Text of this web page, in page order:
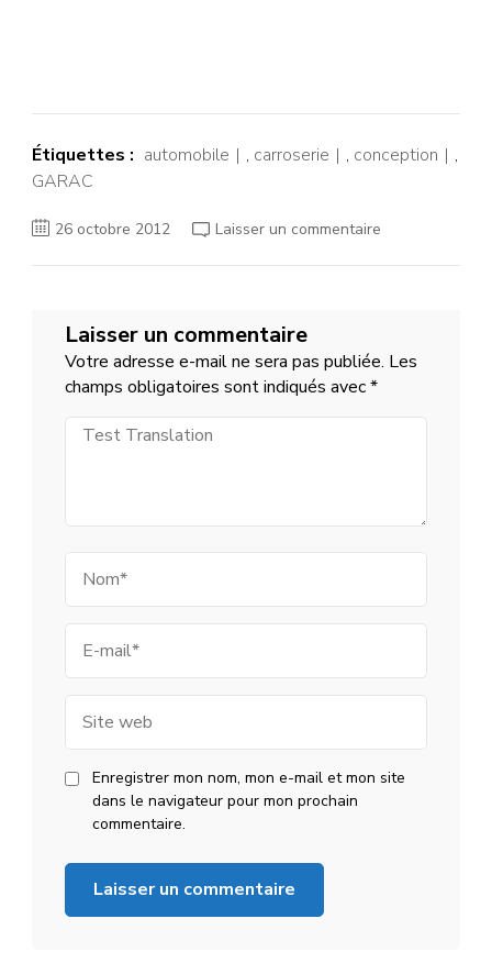
Étiquettes : automobile , carroserie , conception
,
GARAC
26 octobre 2012 Laisser un commentaire
Laisser un commentaire
Votre adresse e-mail ne sera pas publiée. Les
champs obligatoires sont indiqués avec*
Test
mail
web
Enregistrer mon nom, mon e-mail et mon site
dans le navigateur pour mon prochain
commentaire.